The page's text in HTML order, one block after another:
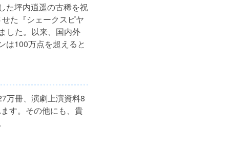
た坪内逍遥の古稀を祝
た『シェークスピヤ
した。以来、国内外
は100万点を超えると
万冊、演劇上演資料8
す。その他にも、貴